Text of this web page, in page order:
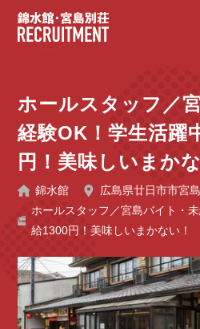
ホールスタッフ／
経験OK！学生活躍
円！美味しいまか
錦水館
広島県廿日市市宮
ホールスタッフ／宮島バイト・
給1300円！美味しいまかない！